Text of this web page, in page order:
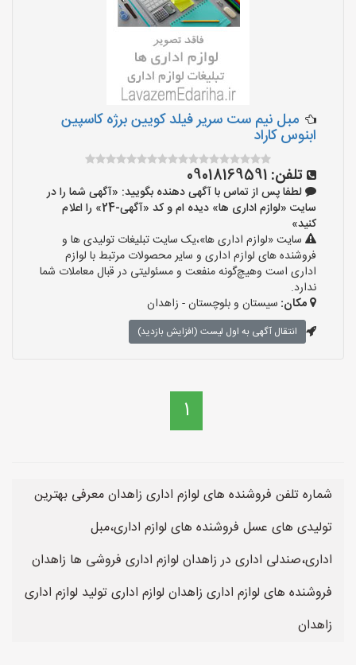
مبل نیم ست سریر فیلد کویین برژه کاسپین
ابنوس کاراد
تلفن: 09018169591
لطفا پس از تماس با آگهی دهنده بگویید: «آگهی شما را در
سایت «لوازم اداری ها» دیده ام و کد «آگهی-24» را اعلام
کنید»
سایت «لوازم اداری ها»،یک سایت تبلیغات تولیدی ها و
فروشنده های لوازم اداری و سایر محصولات مرتبط با لوازم
اداری است وهیچ‌گونه منفعت و مسئولیتی در قبال معاملات شما
ندارد.
مکان: سیستان و بلوچستان - زاهدان
انتقال آگهی به اول لیست (افزایش بازدید)
1
شماره تلفن فروشنده های لوازم اداری زاهدان معرفی بهترین
تولیدی های عسل فروشنده های لوازم اداری،مبل
اداری،صندلی اداری در زاهدان لوازم اداری فروشی ها زاهدان
فروشنده های لوازم اداری زاهدان لوازم اداری تولید لوازم اداری
زاهدان